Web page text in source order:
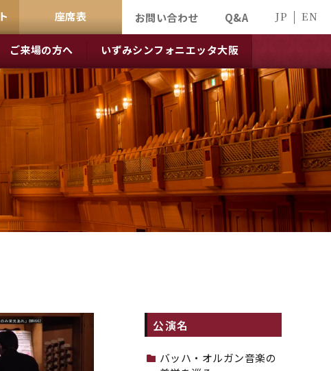
座席表 お問い合わせ Q&A JP EN
ご来場の方へ いずみシンフォニエッタ大阪
公演名
バッハ・オルガン音楽の